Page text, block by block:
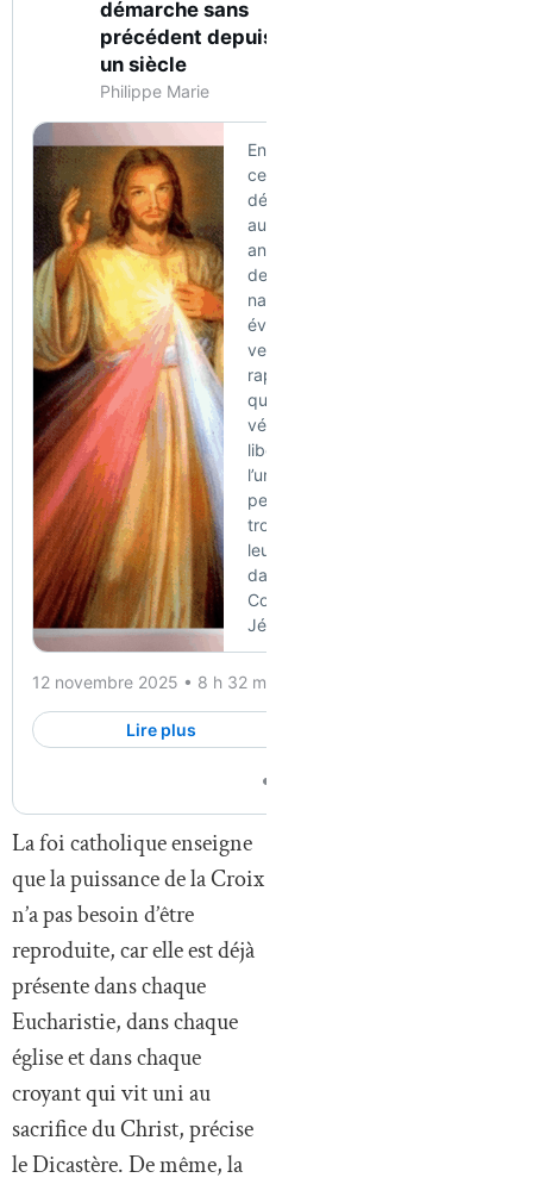
La foi catholique enseigne
que la puissance de la Croix
n’a pas besoin d’être
reproduite, car elle est déjà
présente dans chaque
Eucharistie, dans chaque
église et dans chaque
croyant qui vit uni au
sacrifice du Christ, précise
le Dicastère. De même, la